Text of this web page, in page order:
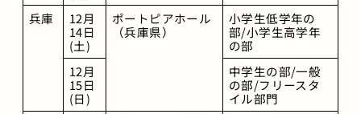
兵庫
12月
14日
(土)
ポートピアホール
（兵庫県）
小学生低学年の
部/小学生高学年
の部
12月
15日
(日)
中学生の部/一般
の部/フリースタ
イル部門